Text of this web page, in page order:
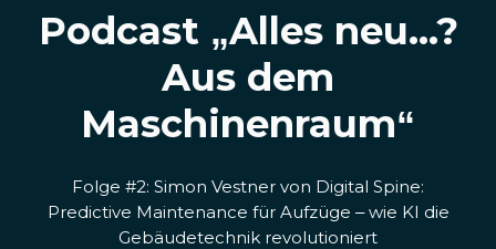
Podcast „Alles neu...?
Aus dem
Maschinenraum“
Folge #2: Simon Vestner von Digital Spine:
Predictive Maintenance für Aufzüge – wie KI die
Gebäudetechnik revolutioniert